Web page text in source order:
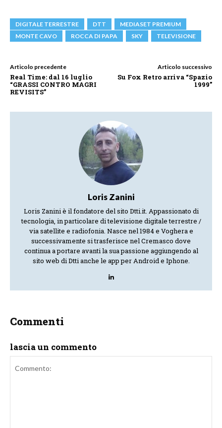
DIGITALE TERRESTRE DTT
MEDIASET PREMIUM
MONTE CAVO
ROCCA DI PAPA SKY TELEVISIONE
Articolo precedente
Real Time: dal 16 luglio
“GRASSI CONTRO MAGRI
REVISITS”
Articolo successivo
Su Fox Retro arriva “Spazio
1999”
Loris Zanini
Loris Zanini è il fondatore del sito Dtti.it. Appassionato di
tecnologia, in particolare di televisione digitale terrestre /
via satellite e radiofonia. Nasce nel 1984 e Voghera e
successivamente si trasferisce nel Cremasco dove
continua a portare avanti la sua passione aggiungendo al
sito web di Dtti anche le app per Android e Iphone.
Commenti
lascia un commento